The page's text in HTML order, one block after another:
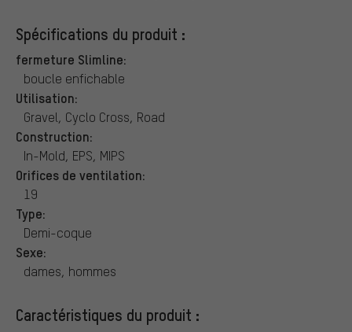
Spécifications du produit :
fermeture Slimline:
boucle enfichable
Utilisation:
Gravel, Cyclo Cross, Road
Construction:
In-Mold, EPS, MIPS
Orifices de ventilation:
19
Type:
Demi-coque
Sexe:
dames, hommes
Caractéristiques du produit :